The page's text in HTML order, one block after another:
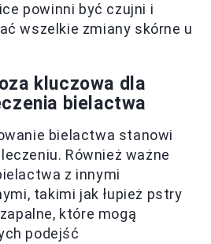
powinni być czujni i
wszelkie zmiany skórne u
kluczowa dla
bielactwa
bielactwa stanowi
Również ważne
z innymi
takimi jak łupież pstry
które mogą
podejść